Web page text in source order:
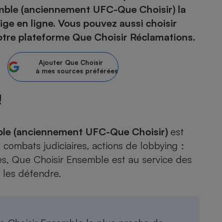
(anciennement UFC-Que Choisir) la
en ligne. Vous pouvez aussi choisir
plateforme Que Choisir Réclamations.
Ajouter Que Choisir
à mes sources préférées
(anciennement UFC-Que Choisir) est
judiciaires, actions de lobbying :
Que Choisir Ensemble est au service des
défendre.
Circuits courts et
alimentation locale
sèche-linge
congélateur
mobile
Panneaux
photovoltaïques
smartphone
portable
nettoyeur haute
mutuelle
des devis d’opticiens
santé
Obsèques - Pompes
Puériculture - Produit